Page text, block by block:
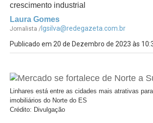
crescimento industrial
Laura Gomes
Jornalista / lgsilva@redegazeta.com.br
Publicado em 20 de Dezembro de 2023 às
Linhares está entre as cidades mais atrativas
imobiliários do Norte do ES
Crédito: Divulgação